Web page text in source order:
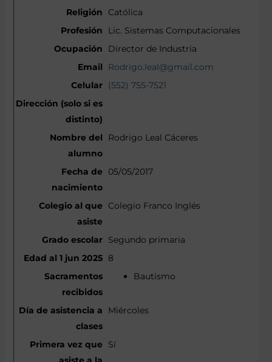
Católica
Lic. Sistemas Computacionales
Director de Industria
Rodrigo.leal@gmail.com
(552) 755-7521
Rodrigo Leal Cáceres
05/05/2017
Colegio Franco Inglés
Segundo primaria
8
Bautismo
Miércoles
Sí